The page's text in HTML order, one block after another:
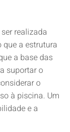
realizada
a estrutura
a base das
suportar o
o
à piscina. Um
e a